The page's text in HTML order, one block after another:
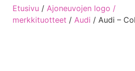
Etusivu / Ajoneuvojen logo /
merkkituotteet / Audi / Audi –